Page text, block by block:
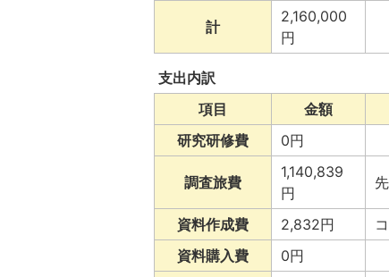
計
2,160,000
円
支出内訳
項目
金額
研究研修費
0円
調査旅費
1,140,839
円
資料作成費 2,832円
資料購入費
0円